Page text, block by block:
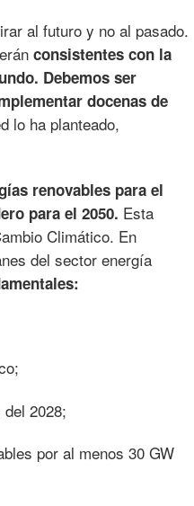
al futuro y no al pasado.
consistentes con la
Debemos ser
docenas de
lo ha planteado,
renovables para el
para el 2050. Esta
Climático. En
del sector energía
2028;
por al menos 30 GW